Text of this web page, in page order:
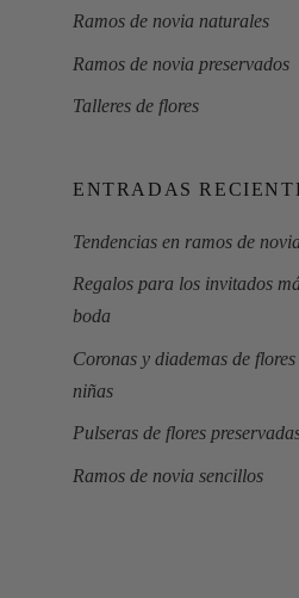
Ramos de novia naturales
Ramos de novia preservados
Talleres de flores
ENTRADAS
Tendencias en ramos de
Regalos para los invitados
boda
Coronas y diademas de
niñas
Pulseras de flores
Ramos de novia sencillos